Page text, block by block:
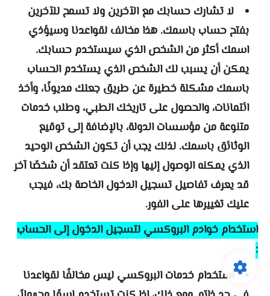
لا تشارك حسابك مع الآخرين ولا تسمح للآخرين
بفتح حساب باسمك. هذا مخالف لقواعدنا وسيؤذي
اسمك أكثر من الشخص الذي سيستخدم حسابك.
يمكن أن يسبب لك الشخص الذي يستخدم الحساب
باسمك مشكلة خطيرة عن طريق جعلك مديونًا، وأخذ
ائتمانات، والحصول على تاريخك الطبي، وطلب خدمات
متنوعة من مؤسسات الدولة، بالإضافة إلى توقيع
الوثائق باسمك. لذلك يجب أن تكون الشخص الوحيد
الذي يمكنه الوصول إليها وإذا كنت تعتقد أن شخصًا آخر
قد يعرف تفاصيل تسجيل الدخول الخاصة بك، فيجب
عليك تغييرها على الفور.
استخدام خوادم البروكسي لتسجيل الدخول إلى الحساب
:
استخدام خدمات البروكسي ليس مخالفًا لقواعدنا